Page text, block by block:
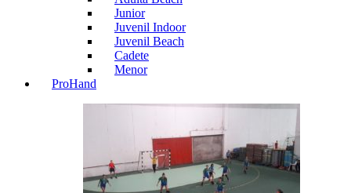
Junior
Juvenil Indoor
Juvenil Beach
Cadete
Menor
ProHand